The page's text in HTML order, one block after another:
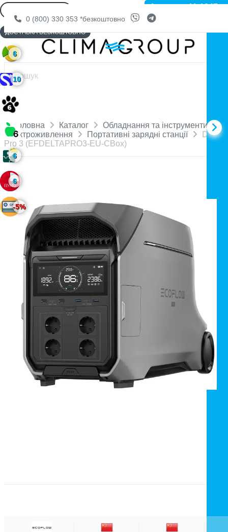
0 (800) 330 353 *безкоштовно
Головна Каталог
Обладнання та інструменти
Електроживлення
Портативні зарядні станції
DELTA
Pro 3 (EFDELTAPRO3-EU-CBox)
Артикул: 11-1947
ДОСТАВКА БЕЗКОШТОВНО
6
10
6
6
-5%